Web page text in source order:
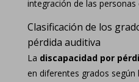
integración de las personas
Clasificación de los
pérdida auditiva
La discapacidad por
en diferentes grados según